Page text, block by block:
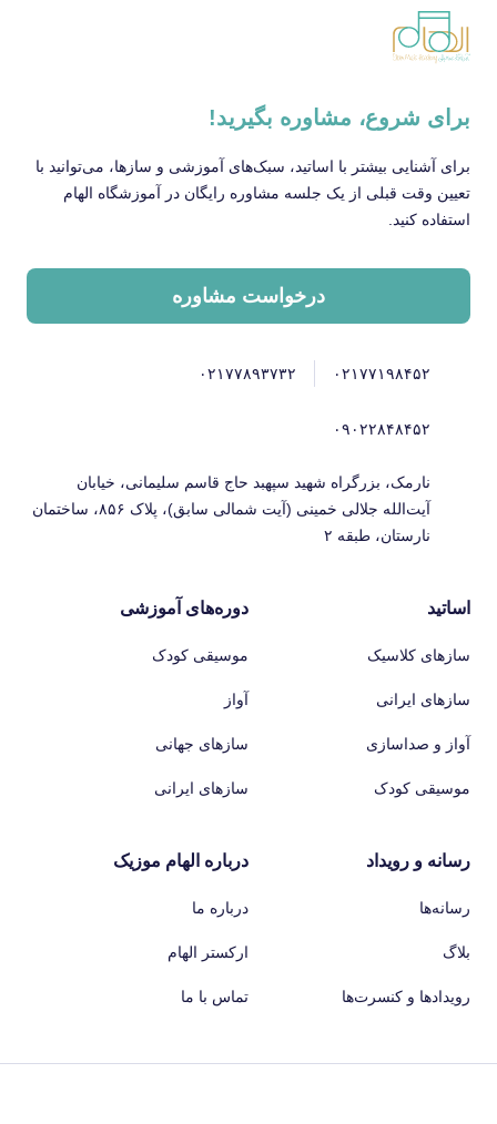
برای شروع، مشاوره بگیرید!
برای آشنایی بیشتر با اساتید، سبک‌های آموزشی و سازها، می‌توانید با
تعیین وقت قبلی از یک جلسه مشاوره رایگان در آموزشگاه الهام
استفاده کنید.
درخواست مشاوره
۰۲۱۷۷۱۹۸۴۵۲ ۰۲۱۷۷۸۹۳۷۳۲
۰۹۰۲۲۸۴۸۴۵۲
نارمک، بزرگراه شهید سپهبد حاج قاسم سلیمانی، خیابان
آیت‌الله جلالی خمینی (آیت شمالی سابق)، پلاک ۸۵۶، ساختمان
نارستان، طبقه ۲
اساتید
سازهای کلاسیک
سازهای ایرانی
آواز و صداسازی
موسیقی کودک
دوره‌های آموزشی
موسیقی کودک
آواز
سازهای جهانی
سازهای ایرانی
رسانه و رویداد
رسانه‌ها
بلاگ
رویدادها و کنسرت‌ها
درباره الهام موزیک
درباره ما
ارکستر الهام
تماس با ما